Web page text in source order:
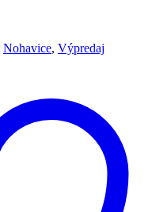
Nohavice, Výpredaj